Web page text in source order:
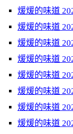
煖煖的味道
煖煖的味道
煖煖的味道
煖煖的味道
煖煖的味道
煖煖的味道
煖煖的味道
煖煖的味道